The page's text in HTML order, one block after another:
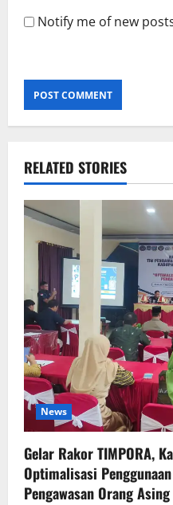
Notify me of new
RELATED STORIES
News
Gelar Rakor TIMPORA,
Optimalisasi
Pengawasan Orang Asing